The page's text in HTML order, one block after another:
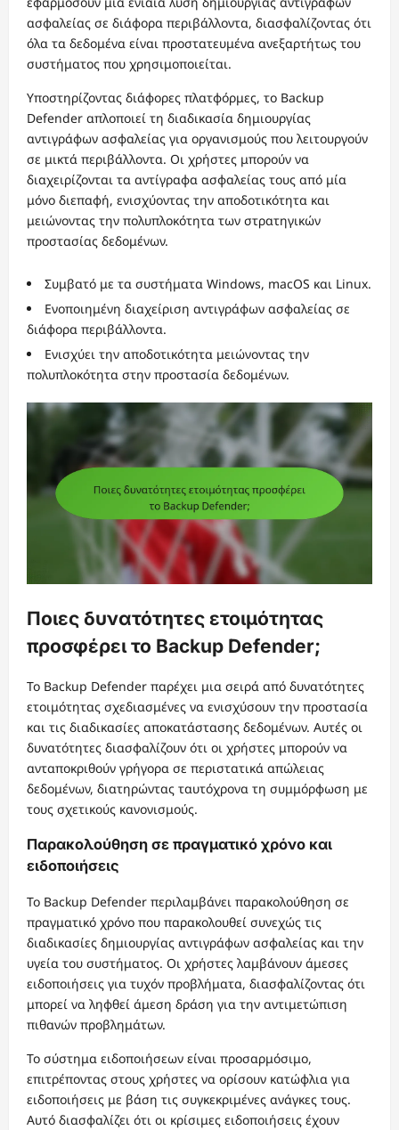
ασφαλείας σε διάφορα περιβάλλοντα, διασφαλίζοντας ότι
όλα τα δεδομένα είναι προστατευμένα ανεξαρτήτως του
συστήματος που χρησιμοποιείται.
Υποστηρίζοντας διάφορες πλατφόρμες, το Backup
Defender απλοποιεί τη διαδικασία δημιουργίας
αντιγράφων ασφαλείας για οργανισμούς που λειτουργούν
σε μικτά περιβάλλοντα. Οι χρήστες μπορούν να
διαχειρίζονται τα αντίγραφα ασφαλείας τους από μία
μόνο διεπαφή, ενισχύοντας την αποδοτικότητα και
μειώνοντας την πολυπλοκότητα των στρατηγικών
προστασίας δεδομένων.
Συμβατό με τα συστήματα Windows, macOS και Linux.
Ενοποιημένη διαχείριση αντιγράφων ασφαλείας σε
διάφορα περιβάλλοντα.
Ενισχύει την αποδοτικότητα μειώνοντας την
πολυπλοκότητα στην προστασία δεδομένων.
Ποιες δυνατότητες ετοιμότητας
προσφέρει το Backup Defender;
Το Backup Defender παρέχει μια σειρά από δυνατότητες
ετοιμότητας σχεδιασμένες να ενισχύσουν την προστασία
και τις διαδικασίες αποκατάστασης δεδομένων. Αυτές οι
δυνατότητες διασφαλίζουν ότι οι χρήστες μπορούν να
ανταποκριθούν γρήγορα σε περιστατικά απώλειας
δεδομένων, διατηρώντας ταυτόχρονα τη συμμόρφωση με
τους σχετικούς κανονισμούς.
Παρακολούθηση σε πραγματικό χρόνο και
ειδοποιήσεις
Το Backup Defender περιλαμβάνει παρακολούθηση σε
πραγματικό χρόνο που παρακολουθεί συνεχώς τις
διαδικασίες δημιουργίας αντιγράφων ασφαλείας και την
υγεία του συστήματος. Οι χρήστες λαμβάνουν άμεσες
ειδοποιήσεις για τυχόν προβλήματα, διασφαλίζοντας ότι
μπορεί να ληφθεί άμεση δράση για την αντιμετώπιση
πιθανών προβλημάτων.
Το σύστημα ειδοποιήσεων είναι προσαρμόσιμο,
επιτρέποντας στους χρήστες να ορίσουν κατώφλια για
ειδοποιήσεις με βάση τις συγκεκριμένες ανάγκες τους.
Αυτό διασφαλίζει ότι οι κρίσιμες ειδοποιήσεις έχουν